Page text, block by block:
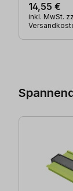
14,55 €
inkl. MwSt.